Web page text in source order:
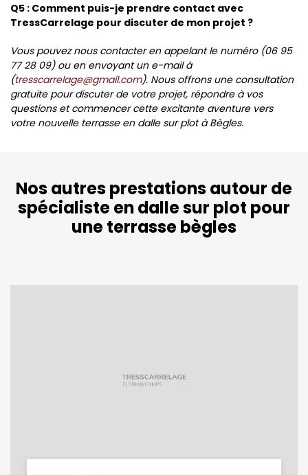
Q5 : Comment puis-je prendre contact avec
TressCarrelage pour discuter de mon projet ?
Vous pouvez nous contacter en appelant le numéro (06 95
77 28 09) ou en envoyant un e-mail à
(tresscarrelage@gmail.com). Nous offrons une consultation
gratuite pour discuter de votre projet, répondre à vos
questions et commencer cette excitante aventure vers
votre nouvelle terrasse en dalle sur plot à Bègles.
Nos autres prestations autour de
spécialiste en dalle sur plot pour
une terrasse bègles